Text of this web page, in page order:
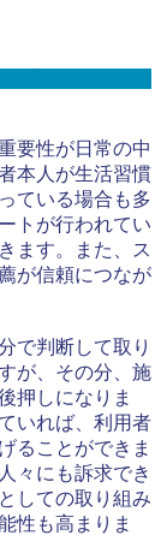
プリングとは？
要性が日常の中
本人が生活習慣
ている場合も多
トが行われてい
ます。また、ス
が信頼につなが
で判断して取り
が、その分、施
押しになりま
いれば、利用者
ることができま
々にも訴求でき
しての取り組み
性も高まりま